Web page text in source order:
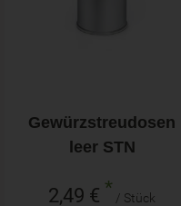
Gewürzstreudosen
leer STN
2,49 € * / Stück